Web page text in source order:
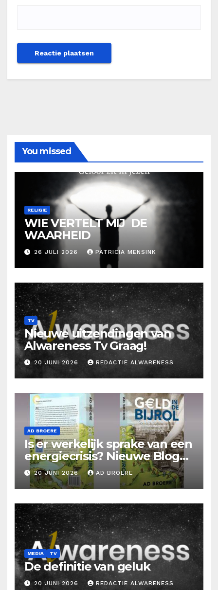
You missed
RELIGIE
WIE VERTELT MIJ DE
WAARHEID
26 JULI 2026 PATRICIA MENSINK
TV
Nieuwe uitzendingen van
Alwareness Tv Graag!
20 JUNI 2026 REDACTIE ALWARENESS
AD BROERE
Is er werkelijk sprake van een
energiecrisis? Nieuwe Blog
Ad Broere
20 JUNI 2026 AD BROERE
MEDIA TV
De definitie van geluk
20 JUNI 2026 REDACTIE ALWARENESS